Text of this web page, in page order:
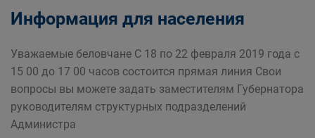
Информация для населения
Уважаемые беловчане С 18 по 22 февраля 2019 года с
15 00 до 17 00 часов состоится прямая линия Свои
вопросы вы можете задать заместителям Губернатора
руководителям структурных подразделений
Администра